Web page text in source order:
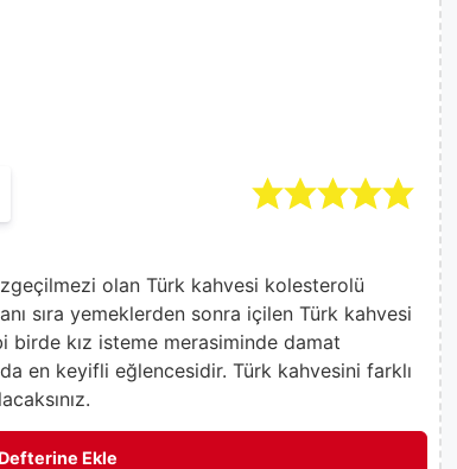
olan Türk kahvesi kolesterolü
sıra yemeklerden sonra içilen Türk kahvesi
birde kız isteme merasiminde damat
en keyifli eğlencesidir. Türk kahvesini farklı
Ekle